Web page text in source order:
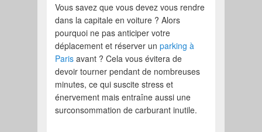
Vous savez que vous devez vous rendre
dans la capitale en voiture ? Alors
pourquoi ne pas anticiper votre
déplacement et réserver unparking à
Paris avant ? Cela vous évitera de
devoir tourner pendant de nombreuses
minutes, ce qui suscite stress et
énervement mais entraîne aussi une
surconsommation de carburant inutile.